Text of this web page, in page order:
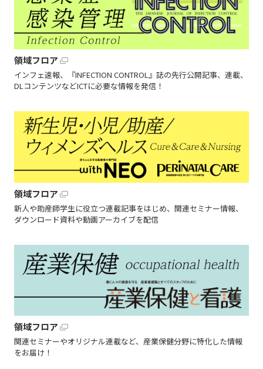
領域フロア
インフェ速報、『INFECTION CONTROL』誌の先行公開記事、連載、
DLコンテンツなどICTに必要な情報を発信！
領域フロア
新人や助産師学生に役立つ連載記事をはじめ、関連セミナー情報、
ダウンロード資料や動画アーカイブを配信
領域フロア
関連セミナーやオリジナル連載など、産業保健分野に特化した情報
をお届け！